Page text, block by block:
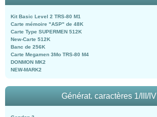
Kit Basic Level 2 TRS-80 M1
Carte mémoire "ASP" de 48K
Carte Type SUPERMEN 512K
New-Carte 512K
Banc de 256K
Carte Megamen 3Mo TRS-80 M4
DONMON MK2
NEW-MARK2
Générat. caractères 1/III/IV